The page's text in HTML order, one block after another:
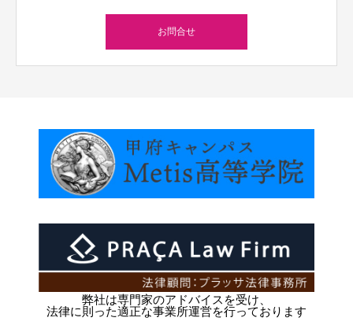
お問合せ
弊社は専門家のアドバイスを受け、
法律に則った適正な事業所運営を行っております